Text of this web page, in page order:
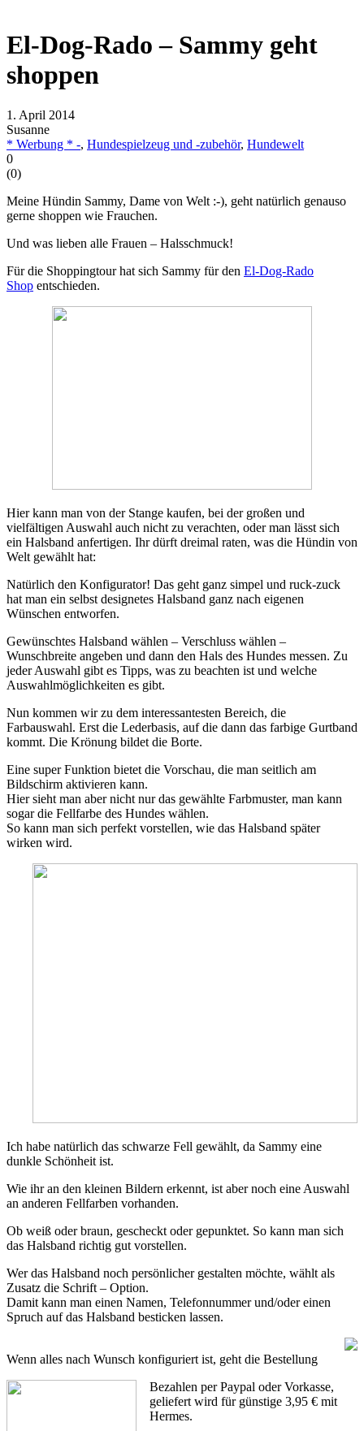
El-Dog-Rado – Sammy geht
shoppen
1. April 2014
Susanne
* Werbung * -, Hundespielzeug und -zubehör, Hundewelt
0
(0)
Meine Hündin Sammy, Dame von Welt :-), geht natürlich genauso
gerne shoppen wie Frauchen.
Und was lieben alle Frauen – Halsschmuck!
Für die Shoppingtour hat sich Sammy für den El-Dog-Rado
Shop entschieden.
Hier kann man von der Stange kaufen, bei der großen und
vielfältigen Auswahl auch nicht zu verachten, oder man lässt sich
ein Halsband anfertigen. Ihr dürft dreimal raten, was die Hündin von
Welt gewählt hat:
Natürlich den Konfigurator! Das geht ganz simpel und ruck-zuck
hat man ein selbst designetes Halsband ganz nach eigenen
Wünschen entworfen.
Gewünschtes Halsband wählen – Verschluss wählen –
Wunschbreite angeben und dann den Hals des Hundes messen. Zu
jeder Auswahl gibt es Tipps, was zu beachten ist und welche
Auswahlmöglichkeiten es gibt.
Nun kommen wir zu dem interessantesten Bereich, die
Farbauswahl. Erst die Lederbasis, auf die dann das farbige Gurtband
kommt. Die Krönung bildet die Borte.
Eine super Funktion bietet die Vorschau, die man seitlich am
Bildschirm aktivieren kann.
Hier sieht man aber nicht nur das gewählte Farbmuster, man kann
sogar die Fellfarbe des Hundes wählen.
So kann man sich perfekt vorstellen, wie das Halsband später
wirken wird.
Ich habe natürlich das schwarze Fell gewählt, da Sammy eine
dunkle Schönheit ist.
Wie ihr an den kleinen Bildern erkennt, ist aber noch eine Auswahl
an anderen Fellfarben vorhanden.
Ob weiß oder braun, gescheckt oder gepunktet. So kann man sich
das Halsband richtig gut vorstellen.
Wer das Halsband noch persönlicher gestalten möchte, wählt als
Zusatz die Schrift – Option.
Damit kann man einen Namen, Telefonnummer und/oder einen
Spruch auf das Halsband besticken lassen.
Wenn alles nach Wunsch konfiguriert ist, geht die Bestellung
Bezahlen per Paypal oder Vorkasse,
geliefert wird für günstige 3,95 € mit
Hermes.